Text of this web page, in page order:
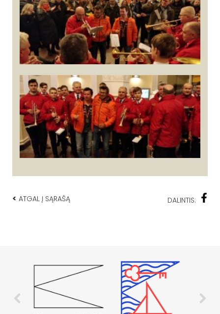
< ATGAL Į SĄRAŠĄ DALINTIS: